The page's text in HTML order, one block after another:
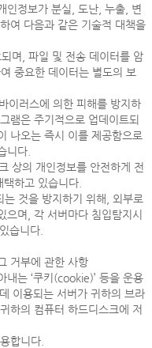
인정보가 분실, 도난, 누출, 변
여 다음과 같은 기술적 대책을
며, 파일 및 전송 데이터를 암
중요한 데이터는 별도의 보
이러스에 의한 피해를 방지하
램은 주기적으로 업데이트되
나오는 즉시 이를 제공함으로
니다.
상의 개인정보를 안전하게 전
하고 있습니다.
것을 방지하기 위해, 외부로
며, 각 서버마다 침입탐지시
습니다.
거부에 관한 사항
내는 ‘쿠키(cookie)’ 등을 운용
이용되는 서버가 귀하의 브라
하의 컴퓨터 하드디스크에 저
합니다.